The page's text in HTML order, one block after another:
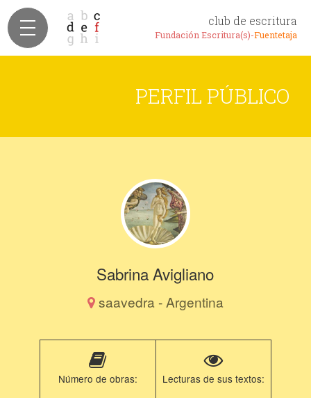
club de escritura
Fundación Escritura(s)-Fuentetaja
PERFIL PÚBLICO
Sabrina Avigliano
saavedra - Argentina
Número de obras: Lecturas de sus textos: